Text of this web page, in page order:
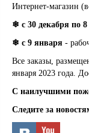
Интернет-магазин
❄ с 30 декабря по
❄ с 9 января -
Все заказы,
января 2023 года.
С наилучшими
Следите за